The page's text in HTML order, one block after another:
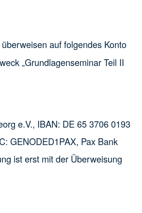
auf folgendes Konto
„Grundlagenseminar Teil II
e.V., IBAN: DE 65 3706 0193
GENODED1PAX, Pax Bank
ist erst mit der Überweisung